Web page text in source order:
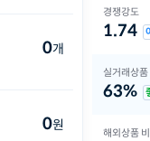
0개
0원
경쟁강도
1.74
실거래상
63%
해외상품